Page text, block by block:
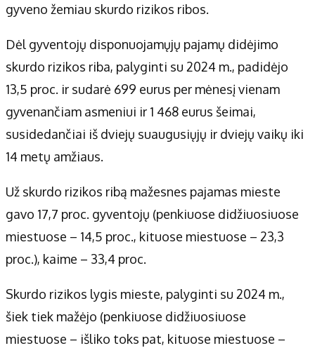
gyveno žemiau skurdo rizikos ribos.
Dėl gyventojų disponuojamųjų pajamų didėjimo
skurdo rizikos riba, palyginti su 2024 m., padidėjo
13,5 proc. ir sudarė 699 eurus per mėnesį vienam
gyvenančiam asmeniui ir 1 468 eurus šeimai,
susidedančiai iš dviejų suaugusiųjų ir dviejų vaikų iki
14 metų amžiaus.
Už skurdo rizikos ribą mažesnes pajamas mieste
gavo 17,7 proc. gyventojų (penkiuose didžiuosiuose
miestuose – 14,5 proc., kituose miestuose – 23,3
proc.), kaime – 33,4 proc.
Skurdo rizikos lygis mieste, palyginti su 2024 m.,
šiek tiek mažėjo (penkiuose didžiuosiuose
miestuose – išliko toks pat, kituose miestuose –